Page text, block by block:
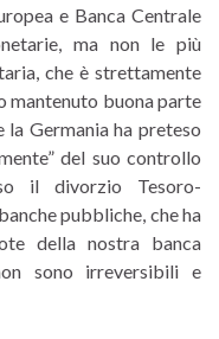
e Banca Centrale
ma non le più
che è strettamente
mantenuto buona parte
Germania ha preteso
del suo controllo
il divorzio Tesoro-
pubbliche, che ha
della nostra banca
sono irreversibili e